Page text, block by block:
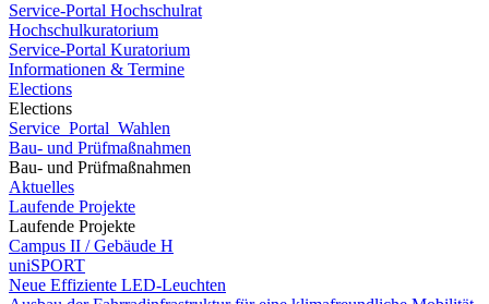
Service-Portal Hochschulrat
Hochschulkuratorium
Service-Portal Kuratorium
Informationen & Termine
Elections
Elections
Service_Portal_Wahlen
Bau- und Prüfmaßnahmen
Bau- und Prüfmaßnahmen
Aktuelles
Laufende Projekte
Laufende Projekte
Campus II / Gebäude H
uniSPORT
Neue Effiziente LED-Leuchten